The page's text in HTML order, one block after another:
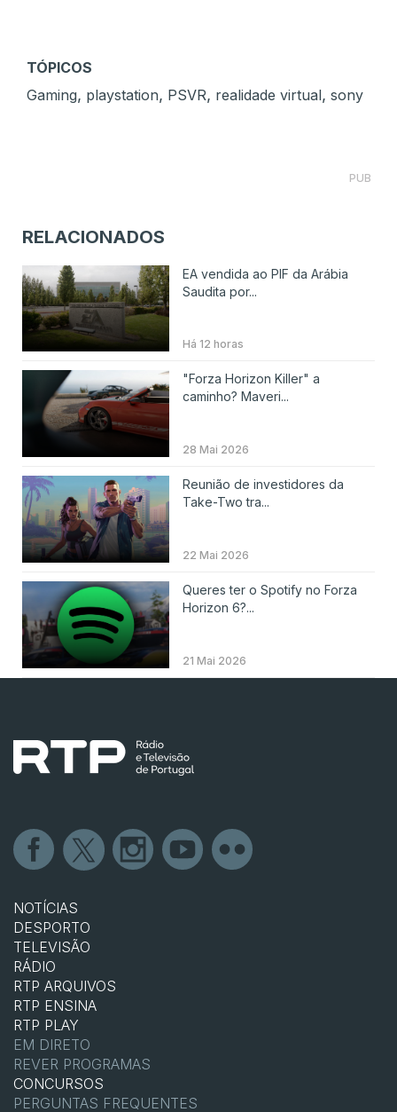
TÓPICOS
Gaming, playstation, PSVR, realidade virtual, sony
PUB
RELACIONADOS
EA vendida ao PIF da Arábia
Saudita por...
Há 12 horas
"Forza Horizon Killer" a
caminho? Maveri...
28 Mai 2026
Reunião de investidores da
Take-Two tra...
22 Mai 2026
Queres ter o Spotify no Forza
Horizon 6?...
21 Mai 2026
NOTÍCIAS
DESPORTO
TELEVISÃO
RÁDIO
RTP ARQUIVOS
RTP ENSINA
RTP PLAY
EM DIRETO
REVER PROGRAMAS
CONCURSOS
PERGUNTAS FREQUENTES